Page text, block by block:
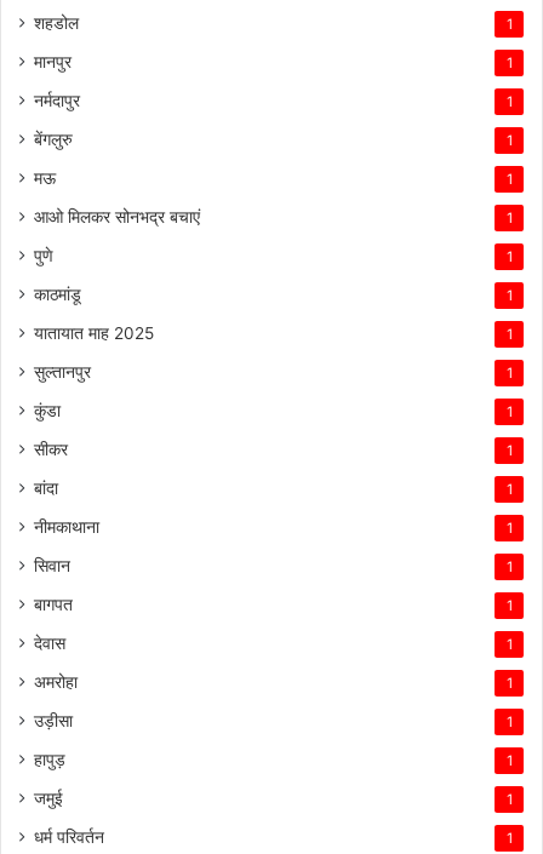
शहडोल 1
मानपुर 1
नर्मदापुर 1
बेंगलुरु 1
मऊ 1
आओ मिलकर सोनभद्र बचाएं 1
पुणे 1
काठमांडू 1
यातायात माह 2025 1
सुल्तानपुर 1
कुंडा 1
सीकर 1
बांदा 1
नीमकाथाना 1
सिवान 1
बागपत 1
देवास 1
अमरोहा 1
उड़ीसा 1
हापुड़ 1
जमुई 1
धर्म परिवर्तन 1